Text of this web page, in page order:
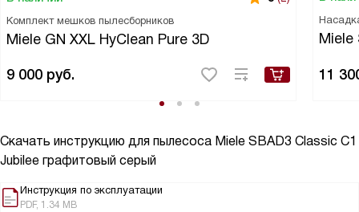
Комплект мешков пылесборников
Miele GN XXL HyClean Pure 3D
9 000 руб.
Miele
11
Скачать инструкцию для пылесоса Miele SBAD3 Classic C1
Jubilee графитовый серый
Инструкция по эксплуатации
PDF, 1.34 MB